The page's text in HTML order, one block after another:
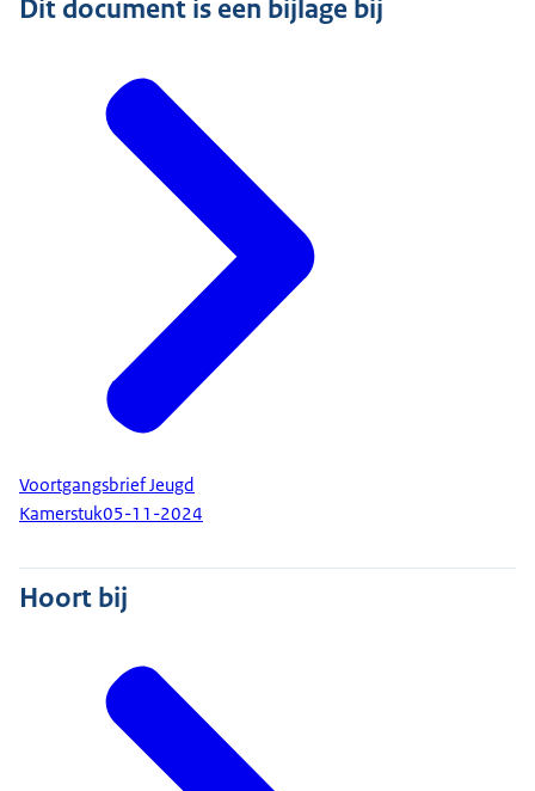
Dit document is een bijlage bij
Voortgangsbrief Jeugd
Kamerstuk05-11-2024
Hoort bij